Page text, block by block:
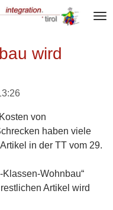
wird
von
haben viele
in der TT vom 29.
Wohnbau“
Artikel wird